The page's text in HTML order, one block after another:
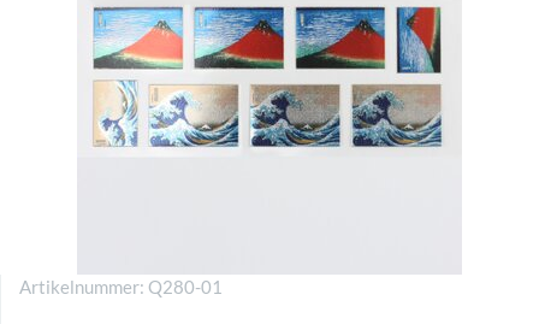
Artikelnummer: Q280-01